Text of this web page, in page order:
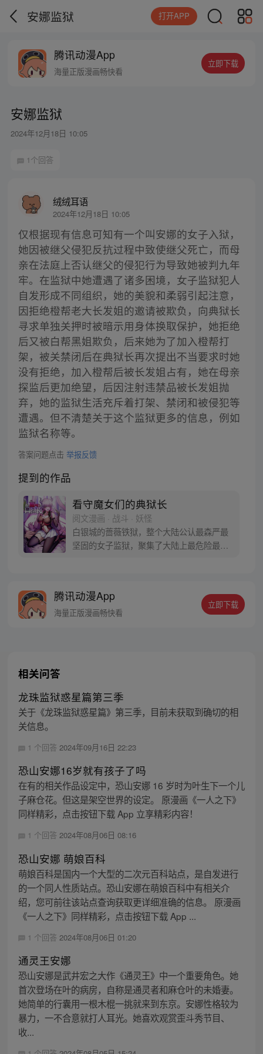
安娜监狱 打开APP
腾讯动漫App
海量正版漫画畅快看
立即下载
安娜监狱
2024年12月18日 10:05
1个回答
绒绒耳语
2024年12月18日 10:05
仅根据现有信息可知有一个叫安娜的女子入狱，
她因被继父侵犯反抗过程中致使继父死亡，而母
亲在法庭上否认继父的侵犯行为导致她被判九年
牢。在监狱中她遭遇了诸多困境，女子监狱犯人
自发形成不同组织，她的美貌和柔弱引起注意，
因拒绝橙帮老大长发姐的邀请被欺负，向典狱长
寻求单独关押时被暗示用身体换取保护，她拒绝
后又被白帮黑姐欺负，后来她为了加入橙帮打
架，被关禁闭后在典狱长再次提出不当要求时她
没有拒绝，加入橙帮后被长发姐占有，她在母亲
探监后更加绝望，后因注射违禁品被长发姐抛
弃，她的监狱生活充斥着打架、禁闭和被侵犯等
遭遇。但不清楚关于这个监狱更多的信息，例如
监狱名称等。
答案问题点击 举报反馈
提到的作品
看守魔女们的典狱长
阅文漫画 · 战斗 · 妖怪
白银城的蔷薇铁狱，整个大陆公认最森严最
坚固的女子监狱，聚集了大陆上最危险最穷
者啊！我只是一个穿越到他身上的普通人，
上面说的那些战斗技能，我都不会啊……
腾讯动漫App
海量正版漫画畅快看
立即下载
相关问答
龙珠监狱惑星篇第三季
关于《龙珠监狱惑星篇》第三季，目前未获取到确切的相
关信息。
1 个回答 2024年09月16日 22:23
恐山安娜16岁就有孩子了吗
在有的相关作品设定中，恐山安娜 16 岁时为叶生下一个儿
子麻仓花。但这是架空世界的设定。 原漫画《一人之下》
同样精彩，点击按钮下载 App 立享精彩内容！
1 个回答 2024年08月06日 08:16
恐山安娜 萌娘百科
萌娘百科是国内一个大型的二次元百科站点，是自发进行
的一个同人性质站点。恐山安娜在萌娘百科中有相关介
绍，您可前往该站点查询获取更详细准确的信息。 原漫画
《一人之下》同样精彩，点击按钮下载 App ...
1 个回答 2024年08月06日 01:20
通灵王安娜
恐山安娜是武井宏之大作《通灵王》中一个重要角色。她
首次登场在叶的病房，自称是通灵者和麻仓叶的未婚妻。
她简单的行囊用一根木棍一挑就来到东京。安娜性格较为
暴力，一不合意就打人耳光。她喜欢观赏歪斗秀节目、
收...